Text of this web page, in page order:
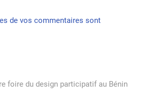
de vos commentaires sont
foire du design participatif au Bénin